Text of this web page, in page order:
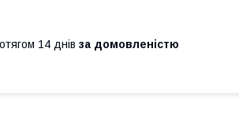
14 днів за домовленістю